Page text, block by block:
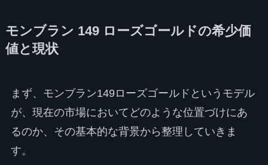
モンブラン 149 ローズゴールドの希少価
値と現状
まず、モンブラン149ローズゴールドというモデル
が、現在の市場においてどのような位置づけにあ
るのか、その基本的な背景から整理していきま
す。